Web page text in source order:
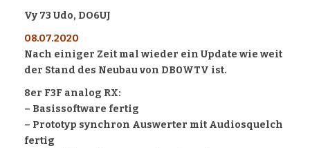
Vy 73 Udo, DO6UJ
08.07.2020
Nach einiger Zeit mal wieder ein Update wie weit
der Stand des Neubau von DB0WTV ist.
8er F3F analog RX:
– Basissoftware fertig
– Prototyp synchron Auswerter mit Audiosquelch
fertig